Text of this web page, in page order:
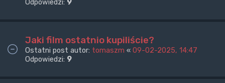
Odpowiedzi: 9
Jaki film ostatnio kupiliście?
Ostatni post autor: tomaszm « 09-02-2025, 14:47
Odpowiedzi: 9